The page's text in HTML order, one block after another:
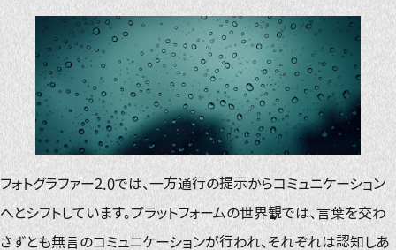
フォトグラファー2.0では、一方通行の提示からコミュニケーション
へとシフトしています。プラットフォームの世界観では、言葉を交わ
さずとも無言のコミュニケーションが行われ、それぞれは認知しあ